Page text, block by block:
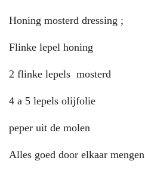
Honing mosterd dressing ;
Flinke lepel honing
2 flinke lepels mosterd
4 a 5 lepels olijfolie
peper uit de molen
Alles goed door elkaar mengen